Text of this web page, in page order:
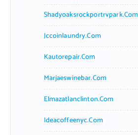
Shadyoaksrockportrvpark.com
Jccoinlaundry.com
Kautorepair.com
Marjaeswinebar.com
Elmazatlanclinton.com
Ideacoffeenyc.com